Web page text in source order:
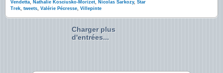
Vendetta, Nathalie Kosciusko-Morizet, Nicolas Sarkozy, Star
Trek, tweets, Valérie Pécresse, Villepinte
Charger plus
d'entrées...